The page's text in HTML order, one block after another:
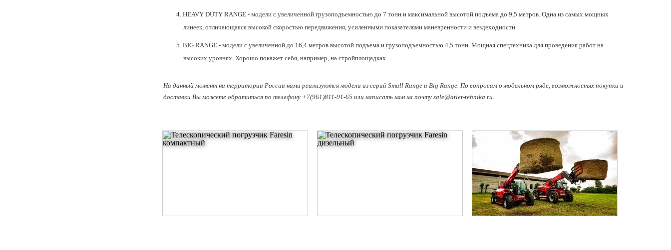
HEAVY DUTY RANGE - модели с увеличенной грузоподъемностью до 7 тонн и максимальной высотой подъема до 9,5 метров. Одна из самых мощных
линеек, отличающаяся высокой скоростью передвижения, усиленными показателями маневренности и вездеходности.
BIG RANGE - модели с увеличенной до 16,4 метров высотой подъема и грузоподъемностью 4,5 тонн. Мощная спецтехника для проведения работ на
высоких уровнях. Хорошо покажет себя, например, на стройплощадках.
На данный момент на территории России нами реализуются модели из серий Small Range и Big Range. По вопросам о модельном ряде, возможностях покупки и
доставки Вы можете обратиться по телефону +7(961)811-91-65 или написать нам на почту sale@atlet-tehnika.ru.